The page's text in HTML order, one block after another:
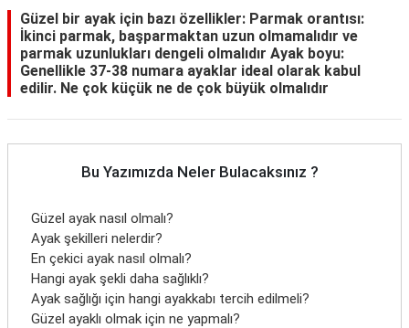
Yaşam
Hukuk
Blog
Güzel bir ayak için bazı özellikler: Parmak orantısı:
İkinci parmak, başparmaktan uzun olmamalıdır ve
parmak uzunlukları dengeli olmalıdır Ayak boyu:
Genellikle 37-38 numara ayaklar ideal olarak kabul
edilir. Ne çok küçük ne de çok büyük olmalıdır
Bu Yazımızda Neler Bulacaksınız ?
Güzel ayak nasıl olmalı?
Ayak şekilleri nelerdir?
En çekici ayak nasıl olmalı?
Hangi ayak şekli daha sağlıklı?
Ayak sağlığı için hangi ayakkabı tercih edilmeli?
Güzel ayaklı olmak için ne yapmalı?